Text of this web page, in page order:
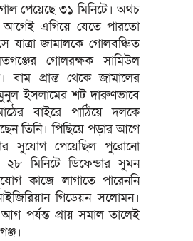
পেয়েছে ৩১ মিনিটে। অথচ
আগেই এগিয়ে যেতে পারতো
যাত্রা জামালকে গোলবঞ্চিত
গোলরক্ষক সামিউল
বাম প্রান্ত থেকে জামালের
ইসলামের শট দারুণভাবে
বাইরে পাঠিয়ে দলকে
তিনি। পিছিয়ে পড়ার আগে
সুযোগ পেয়েছিল পুরোনো
২৮ মিনিটে ডিফেন্ডার সুমন
কাজে লাগাতে পারেননি
গিডেয়ন সলোমন।
পর্যন্ত প্রায় সমাল তালেই